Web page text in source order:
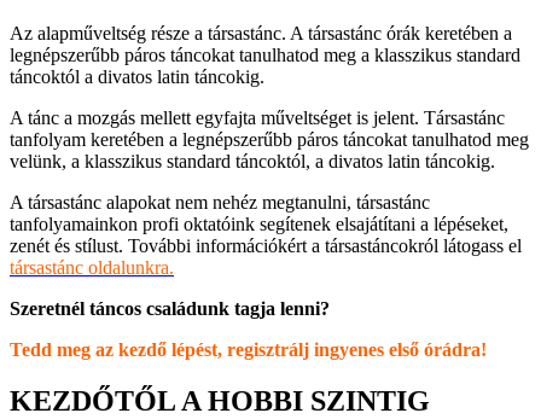
Az alapműveltség része a társastánc. A társastánc órák keretében a
legnépszerűbb páros táncokat tanulhatod meg a klasszikus standard
táncoktól a divatos latin táncokig.
A tánc a mozgás mellett egyfajta műveltséget is jelent. Társastánc
tanfolyam keretében a legnépszerűbb páros táncokat tanulhatod meg
velünk, a klasszikus standard táncoktól, a divatos latin táncokig.
A társastánc alapokat nem nehéz megtanulni, társastánc
tanfolyamainkon profi oktatóink segítenek elsajátítani a lépéseket,
zenét és stílust. További információkért a társastáncokról látogass el
társastánc oldalunkra.
Szeretnél táncos családunk tagja lenni?
Tedd meg az kezdő lépést, regisztrálj ingyenes első órádra!
KEZDŐTŐL A HOBBI SZINTIG